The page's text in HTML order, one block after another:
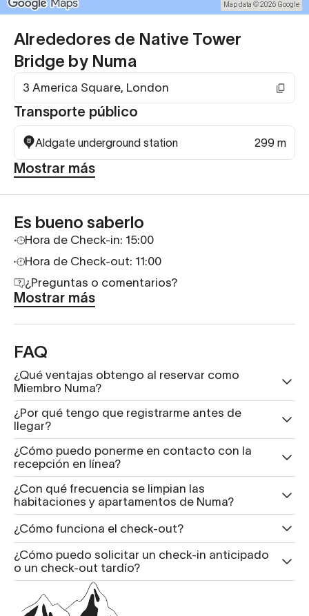
Alrededores de Native Tower
Bridge by Numa
3 America Square, London
Transporte público
Aldgate underground station 299 m
Mostrar más
Map data © 2026 Google
Es bueno saberlo
Hora de Check-in: 15:00
Hora de Check-out: 11:00
¿Preguntas o comentarios?
Mostrar más
FAQ
¿Qué ventajas obtengo al reservar como
Miembro Numa?
¿Por qué tengo que registrarme antes de
llegar?
¿Cómo puedo ponerme en contacto con la
recepción en línea?
¿Con qué frecuencia se limpian las
habitaciones y apartamentos de Numa?
¿Cómo funciona el check-out?
¿Cómo puedo solicitar un check-in anticipado
o un check-out tardío?